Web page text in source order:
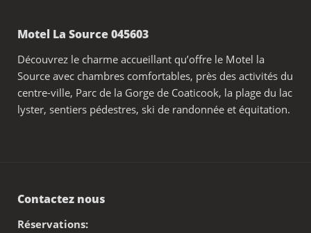
Motel La Source 045603
Découvrez le charme accueillant qu’offre le Motel la
Source avec chambres comfortables, près des activités du
centre-ville, Parc de la Gorge de Coaticook, la plage du lac
lyster, sentiers pédestres, ski de randonnée et équitation.
Contactez nous
Réservations: